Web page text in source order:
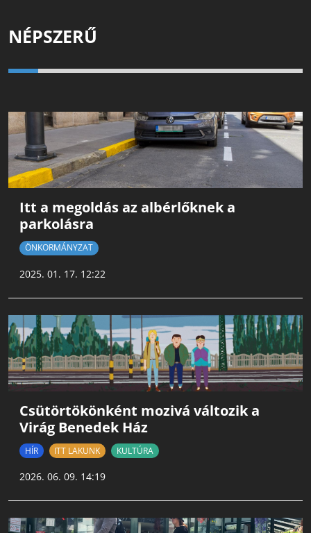
NÉPSZERŰ
Itt a megoldás az albérlőknek a
parkolásra
ÖNKORMÁNYZAT
2025. 01. 17. 12:22
Csütörtökönként mozivá változik a
Virág Benedek Ház
HÍR ITT LAKUNK KULTÚRA
2026. 06. 09. 14:19